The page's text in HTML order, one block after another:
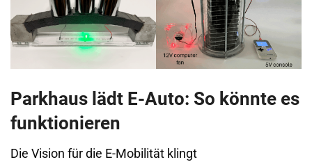
Parkhaus lädt E-Auto: So könnte es
funktionieren
Die Vision für die E-Mobilität klingt